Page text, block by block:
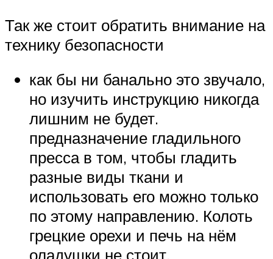
Так же стоит обратить внимание на
технику безопасности
как бы ни банально это звучало,
но изучить инструкцию никогда
лишним не будет.
предназначение гладильного
пресса в том, чтобы гладить
разные виды ткани и
использовать его можно только
по этому направлению. Колоть
грецкие орехи и печь на нём
оладушки не стоит.